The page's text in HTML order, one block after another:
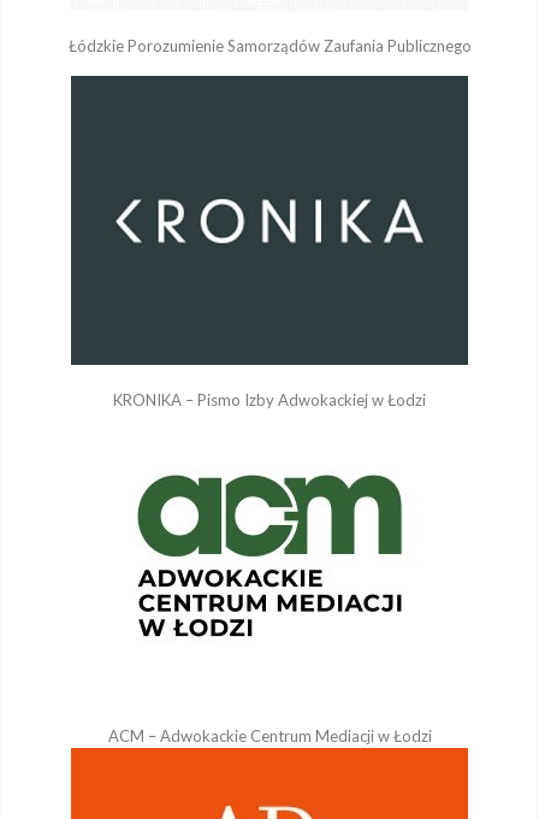
Łódzkie Porozumienie Samorządów Zaufania Publicznego
KRONIKA – Pismo Izby Adwokackiej w Łodzi
ACM – Adwokackie Centrum Mediacji w Łodzi